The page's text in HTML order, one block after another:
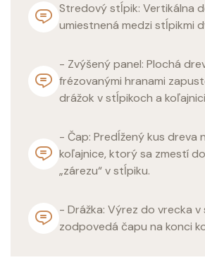
Stredový stĺpik: Vertikálna
umiestnená medzi stĺpikmi
- Zvýšený panel: Plochá
frézovanými hranami
drážok v stĺpikoch a
- Čap: Predĺžený kus dreva
koľajnice, ktorý sa zmestí
„zárezu“ v stĺpiku.
- Drážka: Výrez do vrecka
zodpovedá čapu na konci